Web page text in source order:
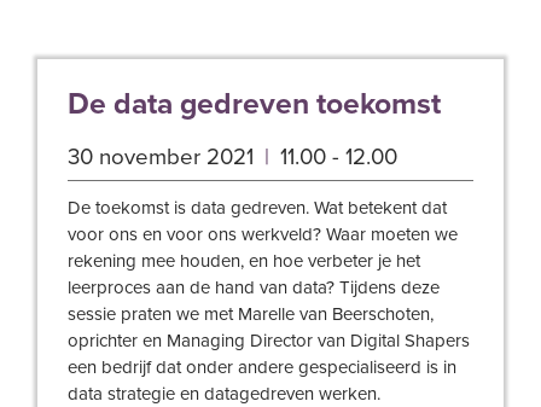
De data gedreven toekomst
30 november 2021 | 11.00 - 12.00
De toekomst is data gedreven. Wat betekent dat
voor ons en voor ons werkveld? Waar moeten we
rekening mee houden, en hoe verbeter je het
leerproces aan de hand van data? Tijdens deze
sessie praten we met Marelle van Beerschoten,
oprichter en Managing Director van Digital Shapers
een bedrijf dat onder andere gespecialiseerd is in
data strategie en datagedreven werken.